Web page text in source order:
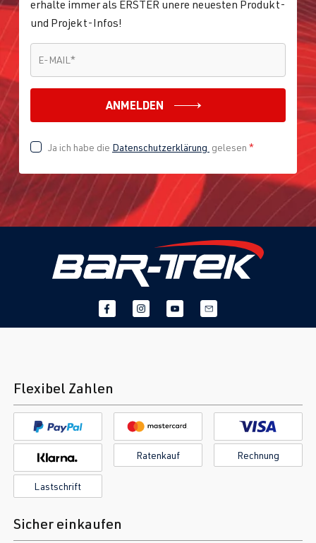
erhalte immer als ERSTER unere neuesten Produkt-
und Projekt-Infos!
E-MAIL *
ANMELDEN
Ja ich habe die Datenschutzerklärung gelesen *
Flexibel Zahlen
Ratenkauf Rechnung
Lastschrift
Sicher einkaufen